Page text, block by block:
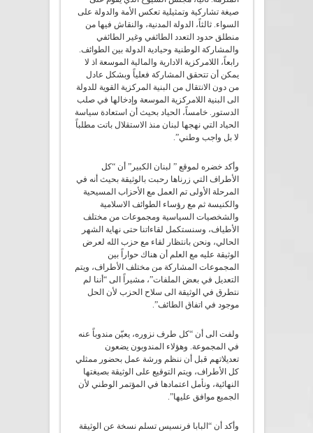
صيغة تشاركية وتمثيلية تعكس الأمة والدولة على
السواء. ثالثاً، الدولة المدنية، والنقاش فيها من
منطلق حدود التعدد الطائفي وغير الطائفي
والمشاركة الوطنية وحيادية الدولة بين الطوائف.
رابعاً، اللامركزية الادارية والمالية الموسعة اذ لا
يمكن أن تتحقق المشاركة فعلياً وبشكل عادل
من دون الانتقال من البنية المركزية القوية للدولة
الى البنية اللامركزية الموسعة وإدخالها في صلب
الدستور. خامساً، الحياد بحيث أن استعادة سياسة
الحياد التي نهجها لبنان منذ الاستقلال باتت مطلباً
لا بل واجب وطني”.
وأكد خضره لموقع ” لبنان الكبير” أن “كل
الأطراف التي زرناها رحبت بالوثيقة بحيث أنه في
المرحلة الأولى تم العمل مع الأحزاب المسيحية
والكنيسة ثم مع رؤساء الطوائف الاسلامية
والشخصيات السياسية ومجموعات من مختلف
الأطياف، وسنستكمل لقاءاتنا حتى نهاية الشهر
الحالي، ونحن بانتظار لقاء مع حزب الله لعرض
الوثيقة عليه مع العلم أن هناك حواراً بين
المجموعات المشاركة من مختلف الأطراف، ويتم
التعديل في بعض الملفات”، مشيراً الى “أننا لم
نتطرق في الوثيقة الى سلاح الحزب لأن الحل
موجود في اتفاق الطائف”.
ولفت الى أن “كل طرف نزوره، يعيّن مندوباً عنه
في المجموعة. وهؤلاء المندوبون يضعون
تعديلاتهم قبل أن ننظم ورشة عمل بحضور ممثلي
كل الأطراف، ويتم التوقيع على الوثيقة بصيغتها
النهائية، ونأمل اعتمادها في المؤتمر الوطني لأن
الجميع موافق عليها”.
وأكد أن “البابا فرنسيس تسلم نسخة عن الوثيقة